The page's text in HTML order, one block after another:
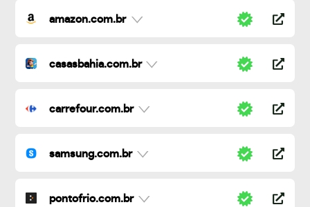
amazon.com.br
casasbahia.com.br
carrefour.com.br
samsung.com.br
pontofrio.com.br